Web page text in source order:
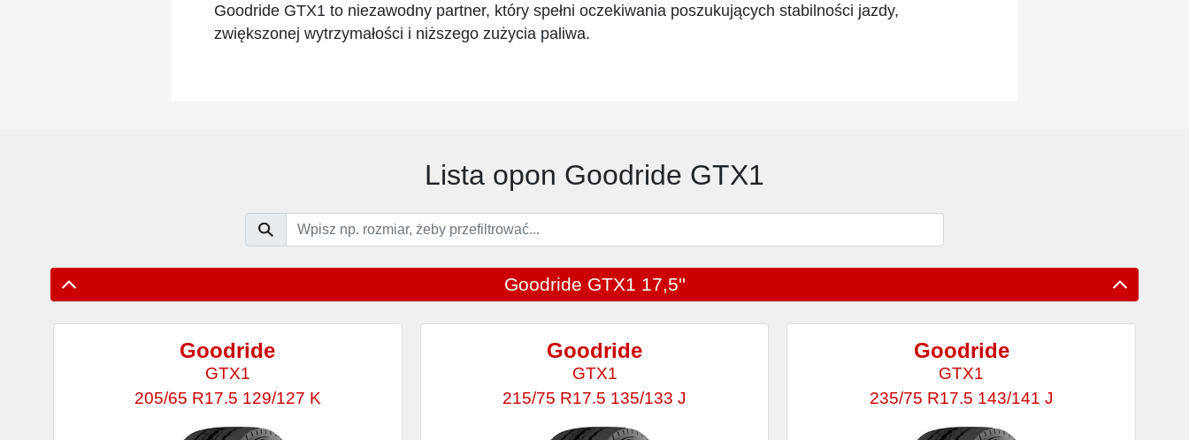
Goodride GTX1 to niezawodny partner, który spełni oczekiwania poszukujących stabilności jazdy,
zwiększonej wytrzymałości i niższego zużycia paliwa.
Lista opon Goodride GTX1
Goodride GTX1 17,5''
Goodride
GTX1
205/65 R17.5 129/127 K
Goodride
GTX1
215/75 R17.5 135/133 J
Goodride
GTX1
235/75 R17.5 143/141 J